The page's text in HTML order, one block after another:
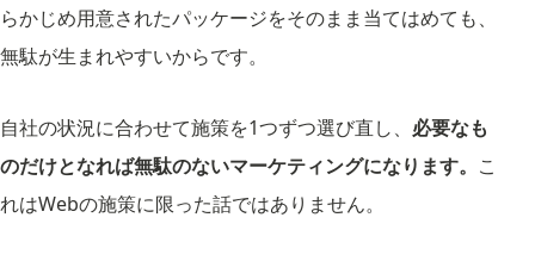
らかじめ用意されたパッケージをそのまま当てはめても、
無駄が生まれやすいからです。
自社の状況に合わせて施策を1つずつ選び直し、 必要なも
のだけとなれば無駄のないマーケティングになります。 こ
れはWebの施策に限った話ではありません。